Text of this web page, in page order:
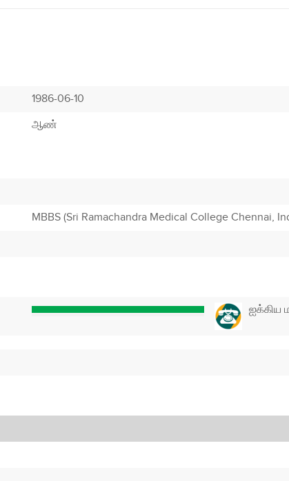
1986-06-10
ஆண்
MBBS (Sri Ramachandra Medical College Chennai,
ஐக்கிய